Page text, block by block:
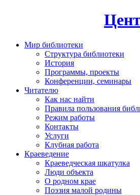
Мир библиотеки
Структура библиотеки
История
Программы, проекты
Конференции, семинары
Читателю
Как нас найти
Правила пользования
Режим работы
Контакты
Услуги
Клубная работа
Краеведение
Краеведческая шкатулка
Люди объекта
О родном крае
Поэзия малой родины